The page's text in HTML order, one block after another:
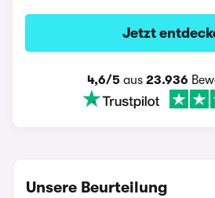
Jetzt
4,6/5 aus 23.936
Unsere Beurteilung